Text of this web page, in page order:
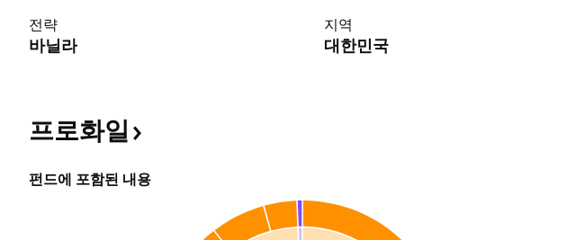
전략
바닐라
지역
대한민국
프로화일
펀드에 포함된 내용